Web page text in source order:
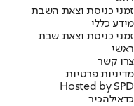
זמני כניסת וצאת השבת
מידע כללי
זמני כניסת וצאת שבת
ראשי
צרו קשר
מדיניות פרטיות
Hosted by SPD
כדאילהכיר